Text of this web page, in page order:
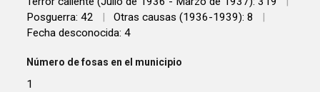
Posguerra: 42
| Otras causas (1936-1939): 8
|
Fecha desconocida: 4
Número de fosas en el municipio
1